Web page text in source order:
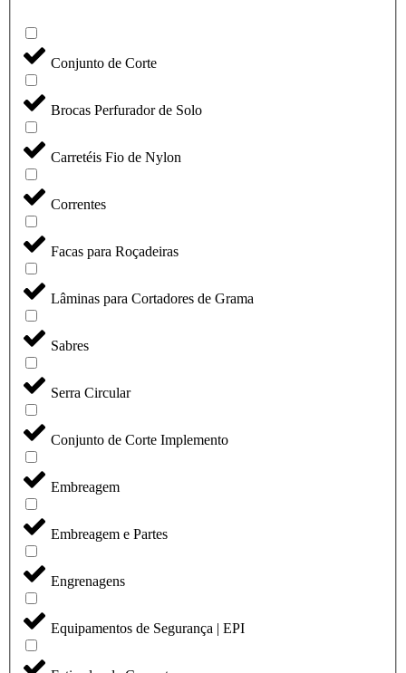
Conjunto de Corte
Brocas Perfurador de Solo
Carretéis Fio de Nylon
Correntes
Facas para Roçadeiras
Lâminas para Cortadores de Grama
Sabres
Serra Circular
Conjunto de Corte Implemento
Embreagem
Embreagem e Partes
Engrenagens
Equipamentos de Segurança | EPI